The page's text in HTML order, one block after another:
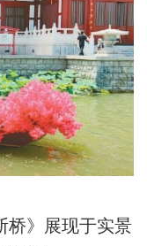
桥》展现于实景